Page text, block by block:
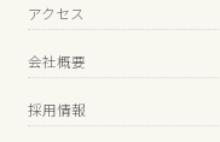
アクセス
会社概要
採用情報